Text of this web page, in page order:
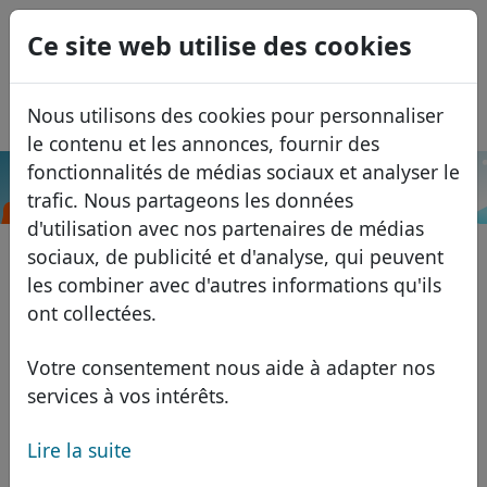
Ce site web utilise des cookies
Nous utilisons des cookies pour personnaliser
le contenu et les annonces, fournir des
fonctionnalités de médias sociaux et analyser le
trafic. Nous partageons les données
d'utilisation avec nos partenaires de médias
sociaux, de publicité et d'analyse, qui peuvent
les combiner avec d'autres informations qu'ils
ont collectées.
Votre consentement nous aide à adapter nos
services à vos intérêts.
Lire la suite
Domaines
Base de données de domaines
Domaines africains
Domaines européens
Domaines nord-américains
Liste des prix
Transférer
Recherche
ID Protect
WHOIS
FAQ
Blog
USD
EUR
GBP
Español
Italiano
Português
Română
Eesti
.com.lv Recherche